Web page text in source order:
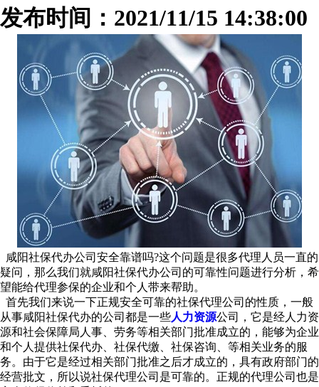
发布时间：2021/11/15 14:38:00
咸阳社保代办公司安全靠谱吗?这个问题是很多代理人员一直的
疑问，那么我们就咸阳社保代办公司的可靠性问题进行分析，希
望能给代理参保的企业和个人带来帮助。
首先我们来说一下正规安全可靠的社保代理公司的性质，一般
从事咸阳社保代办的公司都是一些人力资源公司，它是经人力资
源和社会保障局人事、劳务等相关部门批准成立的，能够为企业
和个人提供社保代办、社保代缴、社保咨询、等相关业务的服
务。由于它是经过相关部门批准之后才成立的，具有政府部门的
经营批文，所以说社保代理公司是可靠的。正规的代理公司也是